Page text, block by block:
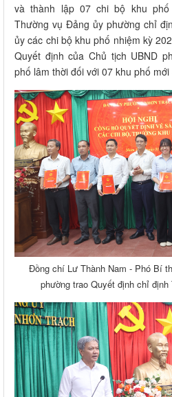
và thành lập 07 chi bộ khu
Thường vụ Đảng ủy phường chỉ
ủy các chi bộ khu phố nhiệm kỳ
Quyết định của Chủ tịch UBND
phố lâm thời đối với 07 khu phố
Đồng chí Lư Thành Nam - Phó Bí
phường trao Quyết định chỉ